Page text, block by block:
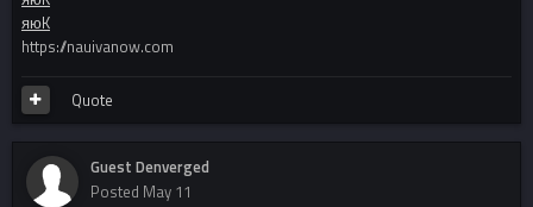
яюK
https://nauivanow.com
Quote
Guest Denverged
Posted May 11